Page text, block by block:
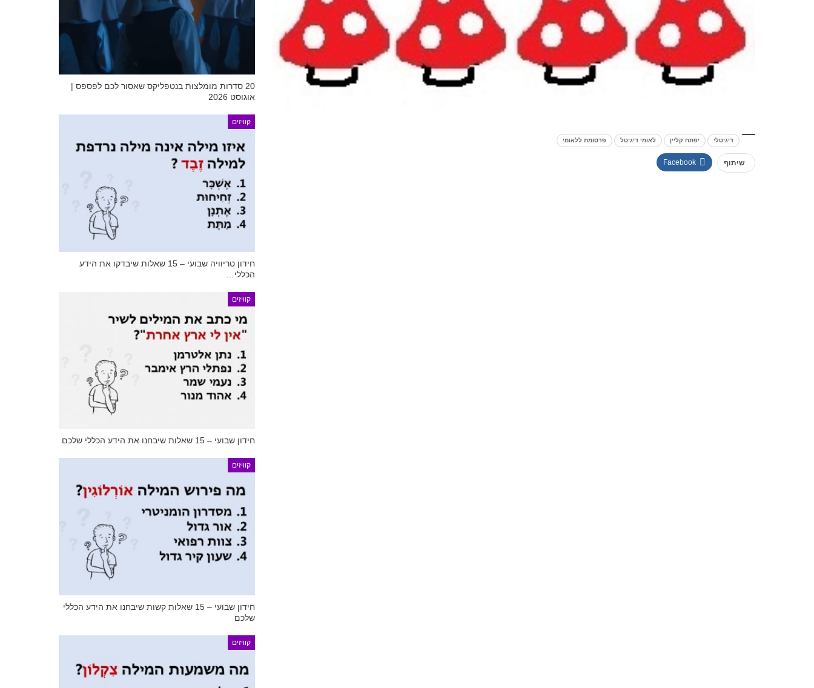
דיגיטלי יפתח קליין לאומי דיגיטל פרסומת ללאומי
שיתוף Facebook
20 סדרות מומלצות בנטפליקס שאסור לכם לפספס |
אוגוסט 2026
קוויזים
חידון טריוויה שבועי – 15 שאלות שיבדקו את הידע
הכללי…
קוויזים
חידון שבועי – 15 שאלות שיבחנו את הידע הכללי שלכם
קוויזים
חידון שבועי – 15 שאלות קשות שיבחנו את הידע הכללי
שלכם
קוויזים